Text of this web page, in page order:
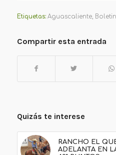
Etiquetas: Aguascaliente, Boletin
Compartir esta entrada
Quizás te interese
RANCHO EL
ADELANTA EN